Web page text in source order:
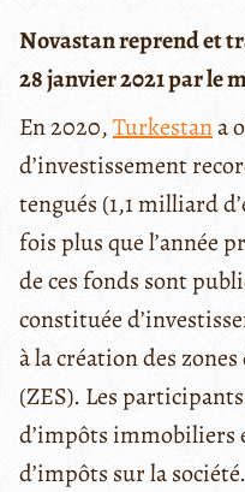
Novastan reprend et
28 janvier 2021 par le
En 2020,Turkestana
d’investissement
tengués (1,1 milliard
fois plus que l’année
de ces fonds sont
constituée
à la création des
(ZES). Les
d’impôts immobiliers
d’impôts sur la